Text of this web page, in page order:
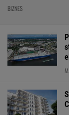
BIZNES